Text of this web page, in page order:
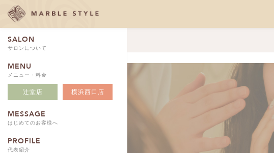
SALON
サロンについて
MENU
メニュー・料金
辻堂店 横浜西口店
MESSAGE
はじめてのお客様へ
PROFILE
代表紹介